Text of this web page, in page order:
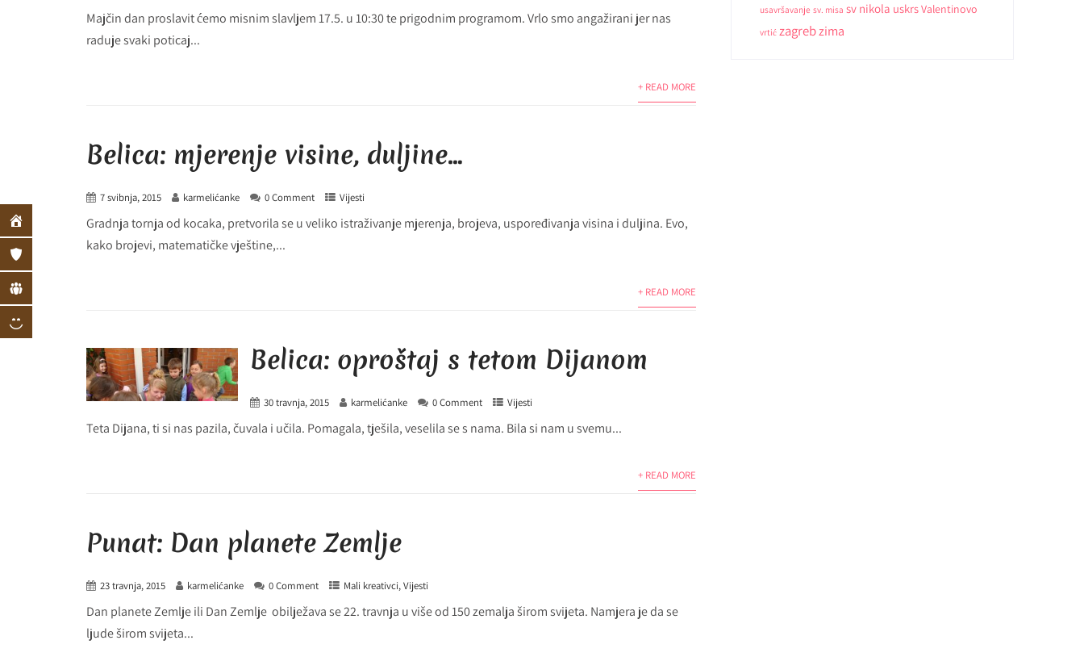
Majčin dan proslavit ćemo misnim slavljem 17.5. u 10:30 te prigodnim programom. Vrlo smo angažirani jer nas
raduje svaki poticaj...
+ READ MORE
Belica: mjerenje visine, duljine…
7 svibnja, 2015 karmelićanke 0 Comment Vijesti
Gradnja tornja od kocaka, pretvorila se u veliko istraživanje mjerenja, brojeva, uspoređivanja visina i duljina. Evo,
kako brojevi, matematičke vještine,...
+ READ MORE
Belica: oproštaj s tetom Dijanom
30 travnja, 2015 karmelićanke 0 Comment Vijesti
Teta Dijana, ti si nas pazila, čuvala i učila. Pomagala, tješila, veselila se s nama. Bila si nam u svemu...
+ READ MORE
Punat: Dan planete Zemlje
23 travnja, 2015 karmelićanke 0 Comment Mali kreativci,Vijesti
Dan planete Zemlje ili Dan Zemlje obilježava se 22. travnja u više od 150 zemalja širom svijeta. Namjera je da se
ljude širom svijeta...
usavršavanje sv. misa sv nikola uskrsValentinovo
vrtić zagrebzima